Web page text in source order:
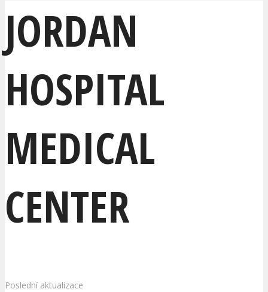
JORDAN
HOSPITAL
MEDICAL
CENTER
Poslední aktualizace